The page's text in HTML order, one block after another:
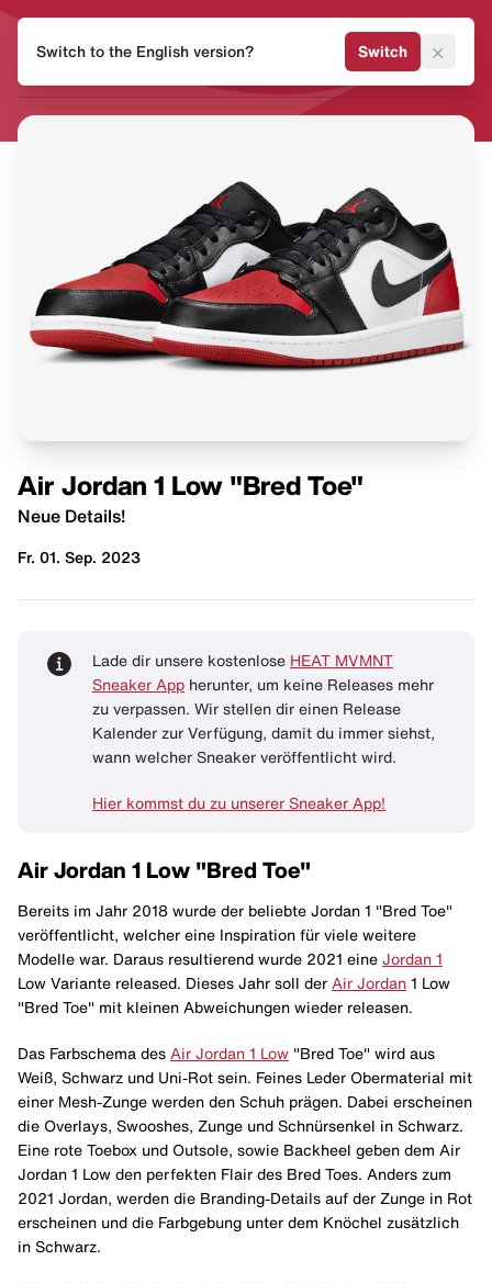
MVMNT
Air Jordan 1 Low "Bred Toe"
Neue Details!
Fr. 01. Sep. 2023
Lade dir unsere kostenlose HEAT MVMNT
Sneaker App herunter, um keine Releases mehr
zu verpassen. Wir stellen dir einen Release
Kalender zur Verfügung, damit du immer siehst,
wann welcher Sneaker veröffentlicht wird.
Hier kommst du zu unserer Sneaker App!
Air Jordan 1 Low "Bred Toe"
Bereits im Jahr 2018 wurde der beliebte Jordan 1 "Bred Toe"
veröffentlicht, welcher eine Inspiration für viele weitere
Modelle war. Daraus resultierend wurde 2021 eine Jordan 1
Low Variante released. Dieses Jahr soll der Air Jordan 1 Low
"Bred Toe" mit kleinen Abweichungen wieder releasen.
Das Farbschema des Air Jordan 1 Low "Bred Toe" wird aus
Weiß, Schwarz und Uni-Rot sein. Feines Leder Obermaterial mit
einer Mesh-Zunge werden den Schuh prägen. Dabei erscheinen
die Overlays, Swooshes, Zunge und Schnürsenkel in Schwarz.
Eine rote Toebox und Outsole, sowie Backheel geben dem Air
Jordan 1 Low den perfekten Flair des Bred Toes. Anders zum
2021 Jordan, werden die Branding-Details auf der Zunge in Rot
erscheinen und die Farbgebung unter dem Knöchel zusätzlich
in Schwarz.
Switch to the English version? Switch ×